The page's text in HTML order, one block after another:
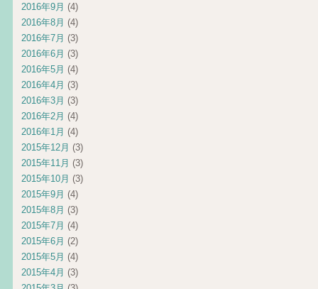
2016年9月 (4)
2016年8月 (4)
2016年7月 (3)
2016年6月 (3)
2016年5月 (4)
2016年4月 (3)
2016年3月 (3)
2016年2月 (4)
2016年1月 (4)
2015年12月 (3)
2015年11月 (3)
2015年10月 (3)
2015年9月 (4)
2015年8月 (3)
2015年7月 (4)
2015年6月 (2)
2015年5月 (4)
2015年4月 (3)